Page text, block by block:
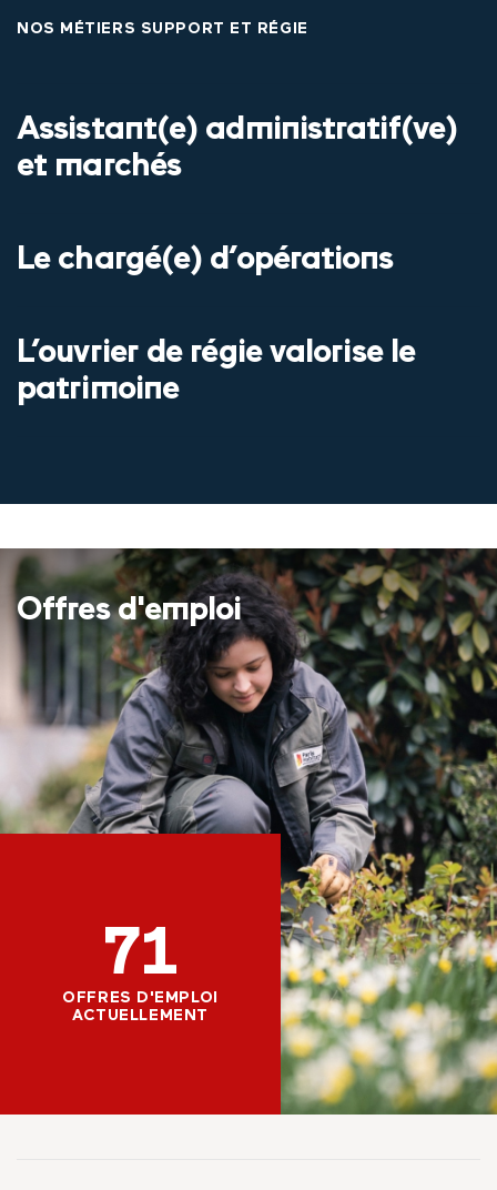
NOS MÉTIERS SUPPORT ET RÉGIE
Assistant(e) administratif(ve)
et marchés
Le chargé(e) d’opérations
L’ouvrier de régie valorise le
patrimoine
Offres d'emploi
71
OFFRES D'EMPLOI
ACTUELLEMENT